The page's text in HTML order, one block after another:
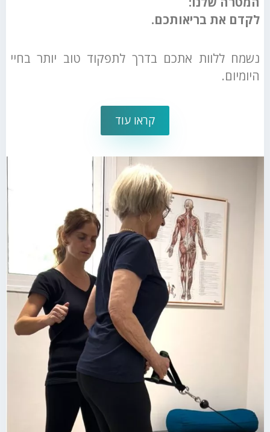
לקדם את בריאותכם.
נשמח ללוות אתכם בדרך לתפקוד טוב יותר בחיי
היומיום.
קראו עוד